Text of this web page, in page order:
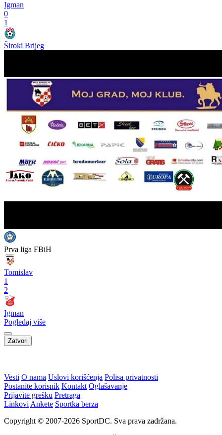
Igman
0
1
Široki Brijeg
Prva liga FBiH
Tomislav
1
2
Igman
Pogledaj više
Zatvori
Sjajni Hajduk peticom u
Vilniusu na korak do play-
offa
Petar Sučić postao otac